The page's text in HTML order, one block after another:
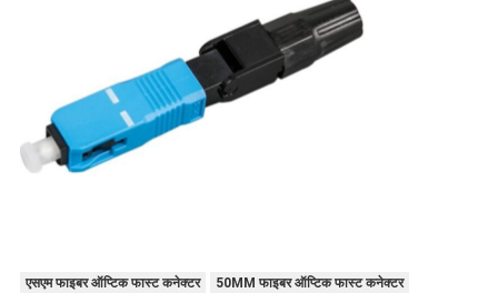
एसएम फाइबर ऑप्टिक फास्ट कनेक्टर
50MM फाइबर ऑप्टिक फास्ट कनेक्टर